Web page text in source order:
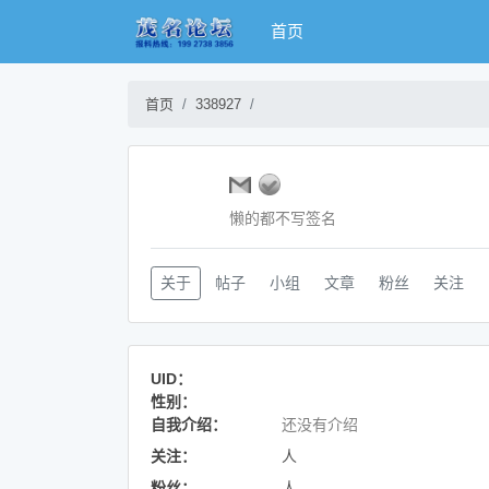
首页
首页 338927
懒的都不写签名
关于 帖子 小组 文章 粉丝 关注
UID：
性别：
自我介绍：
还没有介绍
关注：
人